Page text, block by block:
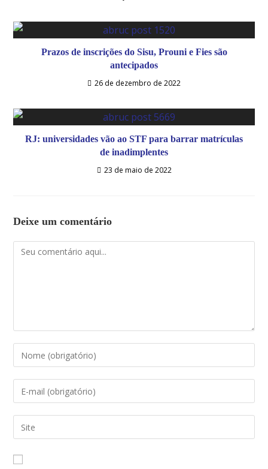
Prazos de inscrições do Sisu, Prouni e Fies são
antecipados
26 de dezembro de 2022
RJ: universidades vão ao STF para barrar matrículas
de inadimplentes
23 de maio de 2022
Deixe um comentário